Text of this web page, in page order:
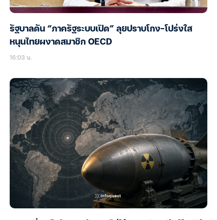
รัฐบาลดัน “ภาครัฐระบบเปิด” ลุยปราบโกง-โปร่งใส
หนุนไทยผงาดสมาชิก OECD
16:03 น.